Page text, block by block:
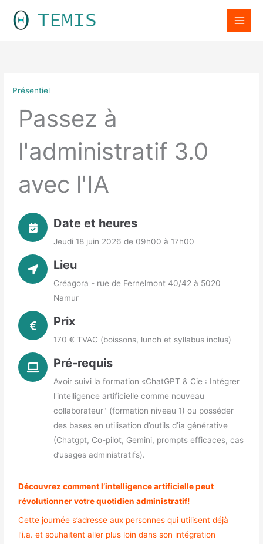
Présentiel
Passez à
l'administratif 3.0
avec l'IA
Date et heures
Jeudi 18 juin 2026 de 09h00 à 17h00
Lieu
Créagora - rue de Fernelmont 40/42 à 5020
Namur
Prix
170 € TVAC (boissons, lunch et syllabus inclus)
Pré-requis
Avoir suivi la formation «ChatGPT & Cie : Intégrer
l'intelligence artificielle comme nouveau
collaborateur" (formation niveau 1) ou posséder
des bases en utilisation d’outils d’ia générative
(Chatgpt, Co-pilot, Gemini, prompts efficaces, cas
d’usages administratifs).
Découvrez comment l’intelligence artificielle peut
révolutionner votre quotidien administratif!
Cette journée s’adresse aux personnes qui utilisent déjà
l’i.a. et souhaitent aller plus loin dans son intégration